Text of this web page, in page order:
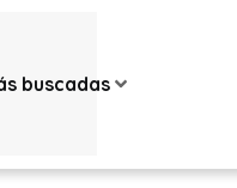
buscadas